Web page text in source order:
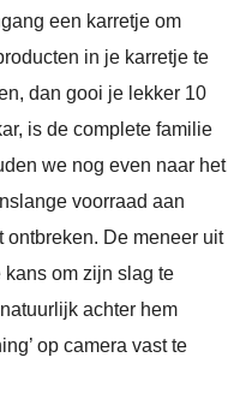
een karretje om
in je karretje te
dan gooi je lekker 10
is de complete familie
we nog even naar het
voorraad aan
De meneer uit
om zijn slag te
achter hem
op camera vast te